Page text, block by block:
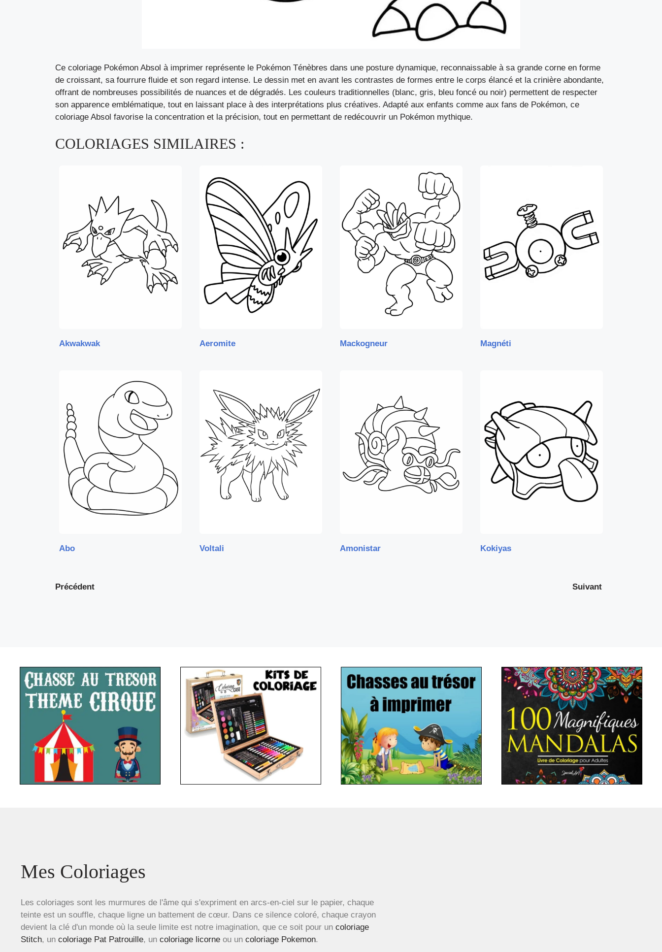
Ce coloriage Pokémon Absol à imprimer représente le Pokémon Ténèbres dans une posture dynamique, reconnaissable à sa grande corne en forme
de croissant, sa fourrure fluide et son regard intense. Le dessin met en avant les contrastes de formes entre le corps élancé et la crinière abondante,
offrant de nombreuses possibilités de nuances et de dégradés. Les couleurs traditionnelles (blanc, gris, bleu foncé ou noir) permettent de respecter
son apparence emblématique, tout en laissant place à des interprétations plus créatives. Adapté aux enfants comme aux fans de Pokémon, ce
coloriage Absol favorise la concentration et la précision, tout en permettant de redécouvrir un Pokémon mythique.
COLORIAGES SIMILAIRES :
Akwakwak Aeromite Mackogneur Magnéti
Abo Voltali Amonistar Kokiyas
Précédent Suivant
Mes Coloriages
Les coloriages sont les murmures de l'âme qui s'expriment en arcs-en-ciel sur le papier, chaque
teinte est un souffle, chaque ligne un battement de cœur. Dans ce silence coloré, chaque crayon
devient la clé d'un monde où la seule limite est notre imagination, que ce soit pour un coloriage
Stitch, un coloriage Pat Patrouille, un coloriage licorne ou un coloriage Pokemon.